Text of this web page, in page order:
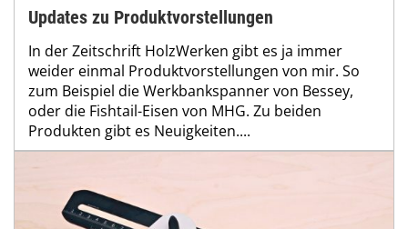
Updates zu Produktvorstellungen
In der Zeitschrift HolzWerken gibt es ja immer
weider einmal Produktvorstellungen von mir. So
zum Beispiel die Werkbankspanner von Bessey,
oder die Fishtail-Eisen von MHG. Zu beiden
Produkten gibt es Neuigkeiten....